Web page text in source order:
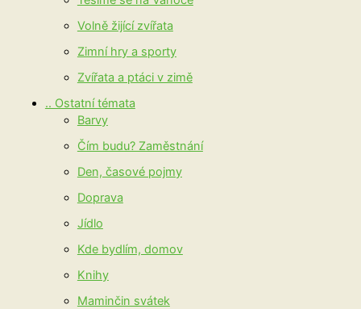
Volně žijící zvířata
Zimní hry a sporty
Zvířata a ptáci v zimě
.. Ostatní témata
Barvy
Čím budu? Zaměstnání
Den, časové pojmy
Doprava
Jídlo
Kde bydlím, domov
Knihy
Maminčin svátek